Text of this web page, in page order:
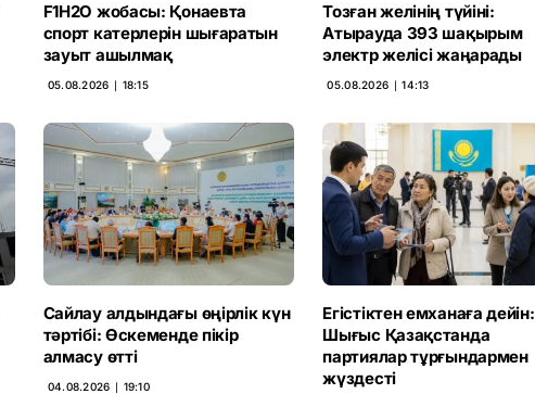
F1H2O жобасы: Қонаевта
спорт катерлерін шығаратын
зауыт ашылмақ
05.08.2026 ∣ 18:15
Тозған желінің түйіні:
Атырауда 393 шақырым
электр желісі жаңарады
05.08.2026 ∣ 14:13
Сайлау алдындағы өңірлік күн
тәртібі: Өскеменде пікір
алмасу өтті
04.08.2026 ∣ 19:10
Егістіктен емханаға дейін:
Шығыс Қазақстанда
партиялар тұрғындармен
жүздесті